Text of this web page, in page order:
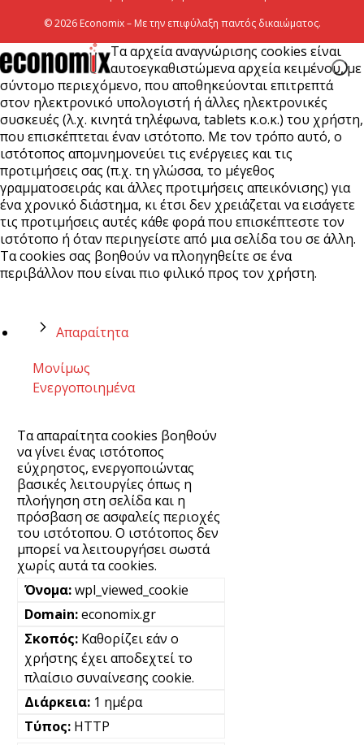
© 2026 Economix – Με την επιφύλαξη παντός δικαιώματος.
Τα αρχεία αναγνώρισης cookies είναι
αυτοεγκαθιστώμενα αρχεία κειμένου, με
σύντομο περιεχόμενο, που αποθηκεύονται επιτρεπτά
στον ηλεκτρονικό υπολογιστή ή άλλες ηλεκτρονικές
συσκευές (λ.χ. κινητά τηλέφωνα, tablets κ.ο.κ.) του χρήστη,
που επισκέπτεται έναν ιστότοπο. Με τον τρόπο αυτό, ο
ιστότοπος απομνημονεύει τις ενέργειες και τις
προτιμήσεις σας (π.χ. τη γλώσσα, το μέγεθος
γραμματοσειράς και άλλες προτιμήσεις απεικόνισης) για
ένα χρονικό διάστημα, κι έτσι δεν χρειάζεται να εισάγετε
τις προτιμήσεις αυτές κάθε φορά που επισκέπτεστε τον
ιστότοπο ή όταν περιηγείστε από μια σελίδα του σε άλλη.
Τα cookies σας βοηθούν να πλοηγηθείτε σε ένα
περιβάλλον που είναι πιο φιλικό προς τον χρήστη.
Απαραίτητα
Μονίμως
Ενεργοποιημένα
Τα απαραίτητα cookies βοηθούν
να γίνει ένας ιστότοπος
εύχρηστος, ενεργοποιώντας
βασικές λειτουργίες όπως η
πλοήγηση στη σελίδα και η
πρόσβαση σε ασφαλείς περιοχές
του ιστότοπου. Ο ιστότοπος δεν
μπορεί να λειτουργήσει σωστά
χωρίς αυτά τα cookies.
wpl_viewed_cookie
economix.gr
Καθορίζει εάν ο
χρήστης έχει αποδεχτεί το
πλαίσιο συναίνεσης cookie.
1 ημέρα
HTTP